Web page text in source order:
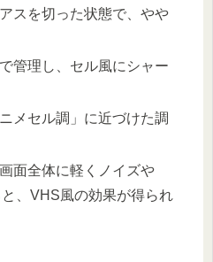
スを切った状態で、やや
管理し、セル風にシャー
メセル調」に近づけた調
面全体に軽くノイズや
、VHS風の効果が得られ